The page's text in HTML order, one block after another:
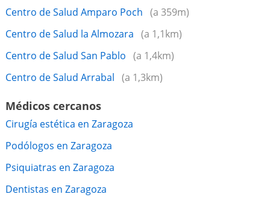
Centro de Salud Amparo Poch (a 359m)
Centro de Salud la Almozara (a 1,1km)
Centro de Salud San Pablo (a 1,4km)
Centro de Salud Arrabal (a 1,3km)
Médicos cercanos
Cirugía estética en Zaragoza
Podólogos en Zaragoza
Psiquiatras en Zaragoza
Dentistas en Zaragoza